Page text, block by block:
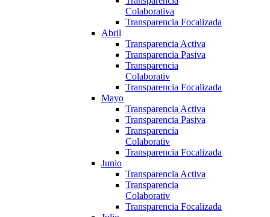
Colaborativa
Transparencia Focalizada
Abril
Transparencia Activa
Transparencia Pasiva
Transparencia
Colaborativ
Transparencia Focalizada
Mayo
Transparencia Activa
Transparencia Pasiva
Transparencia
Colaborativ
Transparencia Focalizada
Junio
Transparencia Activa
Transparencia
Colaborativ
Transparencia Focalizada